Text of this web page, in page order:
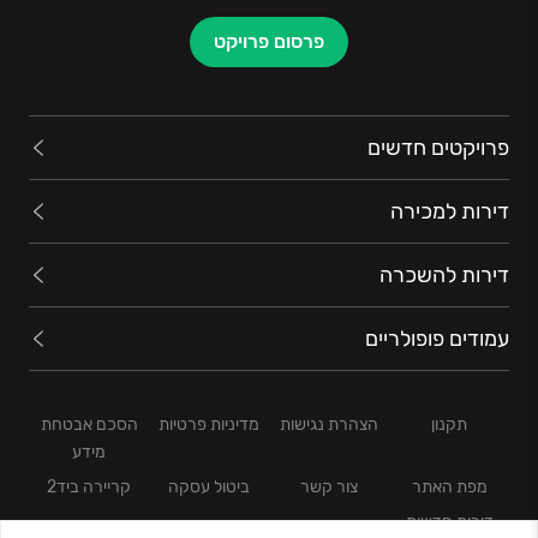
פרסום פרויקט
פרויקטים חדשים
דירות למכירה
דירות להשכרה
עמודים פופולריים
תקנון הצהרת נגישות מדיניות פרטיות
הסכם אבטחת
מידע
מפת האתר
צור קשר ביטול עסקה
קריירה ביד2
דירות חדשות